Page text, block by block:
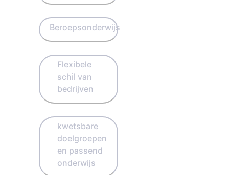
Beroepsonderwijs
Flexibele
schil van
bedrijven
kwetsbare
doelgroepen
en passend
onderwijs